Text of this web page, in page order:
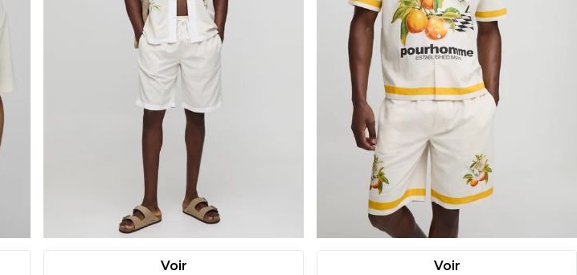
Voir Voir